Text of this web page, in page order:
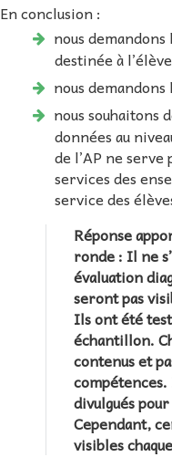
En conclusion :
nous
destinée à l’élève
nous demandons
nous souhaitons
données au
de l’AP ne serve
services des
service des
Réponse
ronde : Il ne
évaluation
seront pas
Ils ont été
échantillon.
contenus et
divulgués
Cependant,
visibles